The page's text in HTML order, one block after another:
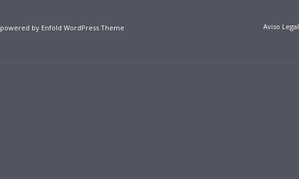
powered by Enfold WordPress Theme Aviso Legal